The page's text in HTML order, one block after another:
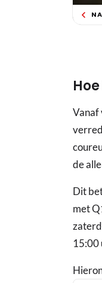
Vanaf
de
Dit
met
15:00